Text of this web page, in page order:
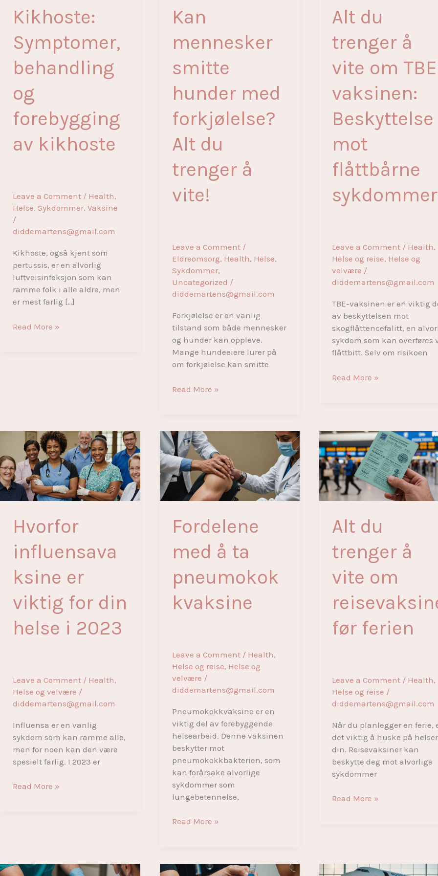
Kikhoste:
Symptomer,
behandling
og
forebygging
av kikhoste
Leave a Comment / Health,
Helse, Sykdommer, Vaksine
/
diddemartens@gmail.com
Kikhoste, også kjent som
pertussis, er en alvorlig
luftveisinfeksjon som kan
ramme folk i alle aldre, men
er mest farlig […]
Kikhoste:
Read More »
Kan
mennesker
smitte
hunder med
forkjølelse?
Alt du
trenger å
vite!
Leave a Comment /
Eldreomsorg, Health, Helse,
Sykdommer,
Uncategorized /
diddemartens@gmail.com
Forkjølelse er en vanlig
tilstand som både mennesker
og hunder kan oppleve.
Mange hundeeiere lurer på
om forkjølelse kan smitte
Kan
med
forkjølelse?
Alt
du
trenger
Read More »
Alt du
trenger å
vite om
vaksinen:
Beskyttelse
mot
flåttbårne
sykdommer
Leave a Comment / Health,
Helse og reise, Helse og
velvære /
diddemartens@gmail.com
TBE-vaksinen er en viktig
av beskyttelsen mot
skogflåttencefalitt, en
sykdom som kan overføres
flåttbitt. Selv om risikoen
Alt
om
TBE-
vaksinen:
Beskyttelse
mot
flåttbårne
Read More »
Hvorfor
influensava
ksine er
viktig for din
helse i 2023
Leave a Comment / Health,
Helse og velvære /
diddemartens@gmail.com
Influensa er en vanlig
sykdom som kan ramme alle,
men for noen kan den være
spesielt farlig. I 2023 er
Hvorfor
i
Read More »
Fordelene
med å ta
pneumokok
kvaksine
Leave a Comment / Health,
Helse og reise, Helse og
velvære /
diddemartens@gmail.com
Pneumokokkvaksine er en
viktig del av forebyggende
helsearbeid. Denne vaksinen
beskytter mot
pneumokokkbakterien, som
kan forårsake alvorlige
sykdommer som
lungebetennelse,
Fordelene
pneumokokkvaksine
Read More »
Alt du
trenger å
vite om
før ferien
Leave a Comment / Health,
Helse og reise /
diddemartens@gmail.com
Når du planlegger en ferie,
det viktig å huske på
din. Reisevaksiner kan
beskytte deg mot alvorlige
sykdommer
Alt
reisevaksine
Read More »